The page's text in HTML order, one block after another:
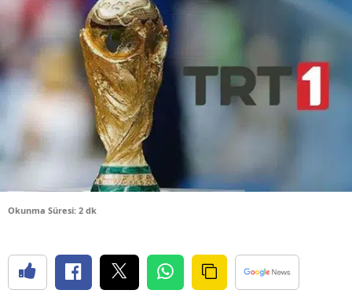
Burdur
Bursa
Diyarbakır
Okunma Süresi: 2 dk